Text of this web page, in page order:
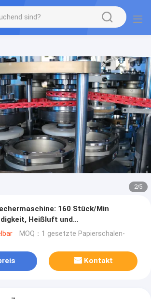
2/5
160 Stück/Min
Heißluft und
für kalte Getränkebecher
MOQ：1 gesetzte Papierschalen-
Kontakt